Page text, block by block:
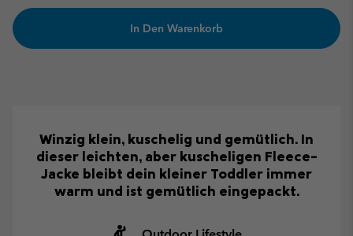
In Den Warenkorb
Winzig klein, kuschelig und gemütlich. In
dieser leichten, aber kuscheligen Fleece-
Jacke bleibt dein kleiner Toddler immer
warm und ist gemütlich eingepackt.